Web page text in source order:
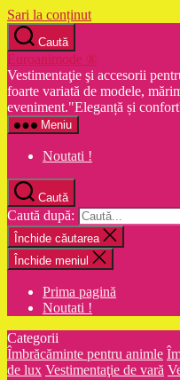
Sari la conținut
Caută
Euroanimode ®
Vestimentaţie şi accesorii
foarte variată de modele,
eveniment."Eleganță și
Meniu
Noutati !
Caută
Caută după:
Închide căutarea
Închide meniul
Prima pagină
Noutati !
Categorii
Îmbrăcăminte pentru animle
de lux Vestimentaţie de vară